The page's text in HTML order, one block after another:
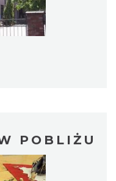
POBLIŻU